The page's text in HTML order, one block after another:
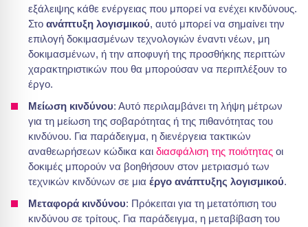
εξάλειψης κάθε ενέργειας που μπορεί να ενέχει κινδύνους.
Στο ανάπτυξη λογισμικού, αυτό μπορεί να σημαίνει την
επιλογή δοκιμασμένων τεχνολογιών έναντι νέων, μη
δοκιμασμένων, ή την αποφυγή της προσθήκης περιττών
χαρακτηριστικών που θα μπορούσαν να περιπλέξουν το
έργο.
Μείωση κινδύνου: Αυτό περιλαμβάνει τη λήψη μέτρων
για τη μείωση της σοβαρότητας ή της πιθανότητας του
κινδύνου. Για παράδειγμα, η διενέργεια τακτικών
αναθεωρήσεων κώδικα και διασφάλιση της ποιότητας οι
δοκιμές μπορούν να βοηθήσουν στον μετριασμό των
τεχνικών κινδύνων σε μια έργο ανάπτυξης λογισμικού.
Μεταφορά κινδύνου: Πρόκειται για τη μετατόπιση του
κινδύνου σε τρίτους. Για παράδειγμα, η μεταβίβαση του